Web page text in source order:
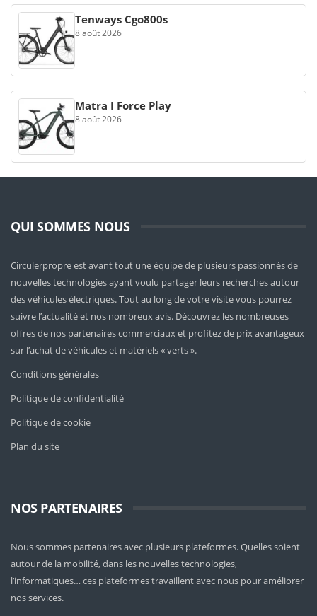
Tenways Cgo800s
8 août 2026
Matra I Force Play
8 août 2026
QUI SOMMES NOUS
Circulerpropre est avant tout une équipe de plusieurs passionnés de
nouvelles technologies ayant voulu partager leurs recherches autour
des véhicules électriques. Tout au long de votre visite vous pourrez
suivre l’actualité et nos nombreux avis. Découvrez les nombreuses
offres de nos partenaires commerciaux et profitez de prix avantageux
sur l’achat de véhicules et matériels « verts ».
Conditions générales
Politique de confidentialité
Politique de cookie
Plan du site
NOS PARTENAIRES
Nous sommes partenaires avec plusieurs plateformes. Quelles soient
autour de la mobilité, dans les nouvelles technologies,
l’informatiques… ces plateformes travaillent avec nous pour améliorer
nos services.